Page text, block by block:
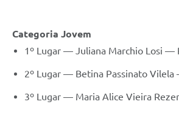
Categoria Jovem
1º Lugar — Juliana Marchio Losi —
2º Lugar — Betina Passinato Vilela
3º Lugar — Maria Alice Vieira